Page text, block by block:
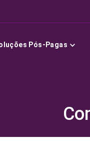
Pós-Pagas